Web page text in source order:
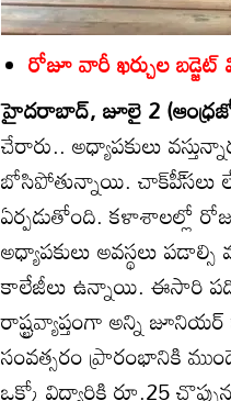
రోజూ వారీ ఖర్చుల బడ్జెట్‌
హైదరాబాద్‌, జూలై 2
చేరారు.. అధ్యాపకులు
బోసిపోతున్నాయి. చాక్‌పీ్‌సలు
ఏర్పడుతోంది. కళాశాలల్లో
అధ్యాపకులు అవస్థలు
కాలేజీలు ఉన్నాయి. ఈసారి
రాష్ట్రవ్యాప్తంగా అన్ని
సంవత్సరం ప్రారంభానికి
ఒక్కో విద్యార్థికి రూ.25